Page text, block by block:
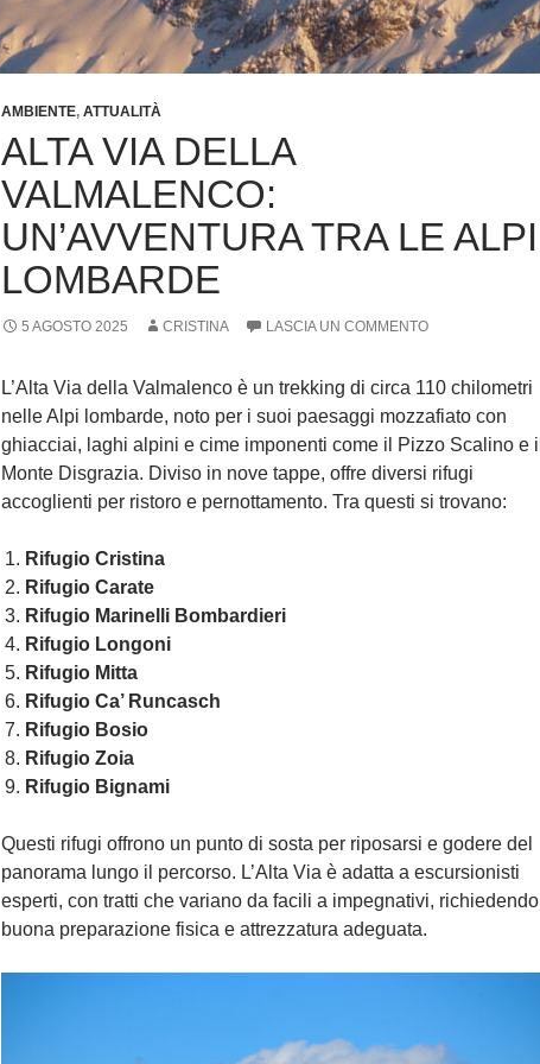
AMBIENTE, ATTUALITÀ
ALTA VIA DELLA
VALMALENCO:
UN’AVVENTURA TRA LE ALPI
LOMBARDE
5 AGOSTO 2025 CRISTINA LASCIA UN COMMENTO
L’Alta Via della Valmalenco è un trekking di circa 110 chilometri
nelle Alpi lombarde, noto per i suoi paesaggi mozzafiato con
ghiacciai, laghi alpini e cime imponenti come il Pizzo Scalino e il
Monte Disgrazia. Diviso in nove tappe, offre diversi rifugi
accoglienti per ristoro e pernottamento. Tra questi si trovano:
Rifugio Cristina
Rifugio Carate
Rifugio Marinelli Bombardieri
Rifugio Longoni
Rifugio Mitta
Rifugio Ca’ Runcasch
Rifugio Bosio
Rifugio Zoia
Rifugio Bignami
Questi rifugi offrono un punto di sosta per riposarsi e godere del
panorama lungo il percorso. L’Alta Via è adatta a escursionisti
esperti, con tratti che variano da facili a impegnativi, richiedendo
buona preparazione fisica e attrezzatura adeguata.